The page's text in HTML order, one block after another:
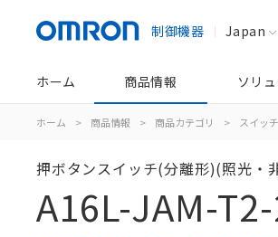
制御機器 Japan
ホーム 商品情報 ソリ
ホーム > 商品情報 > 商品カテゴリ > スイッチ
押ボタンスイッチ(分離形)(照光・
A16L-JAM-